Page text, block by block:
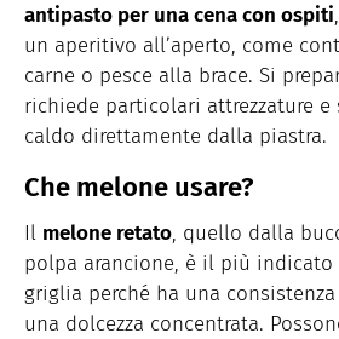
antipasto per una cena con ospiti
un aperitivo all’aperto, come
carne o pesce alla brace. Si
richiede particolari attrezzature
caldo direttamente dalla piastra.
Che melone usare?
Il melone retato, quello dalla
polpa arancione, è il più
griglia perché ha una
una dolcezza concentrata.